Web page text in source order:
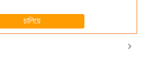
চালিয়ে